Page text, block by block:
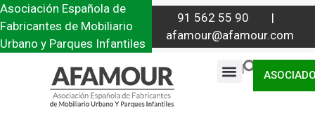
Asociación Española de
Fabricantes de Mobiliario
Urbano y Parques Infantiles
91 562 55 90 |
afamour@afamour.com
|